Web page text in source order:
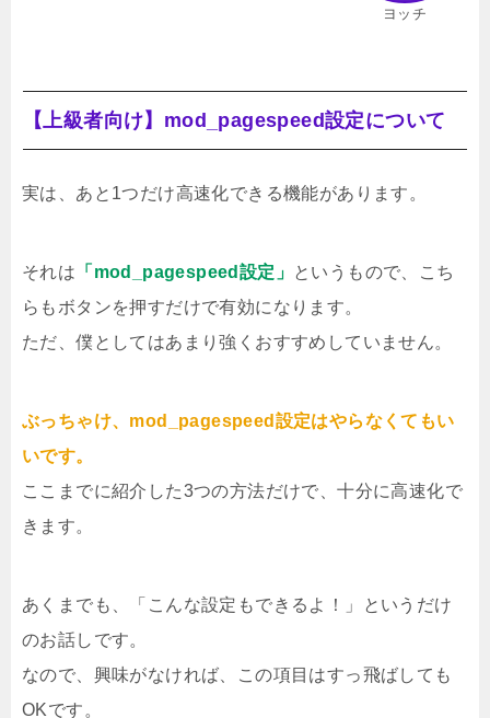
ヨッチ
【上級者向け】mod_pagespeed設定について
実は、あと1つだけ高速化できる機能があります。
それは 「mod_pagespeed設定」 というもので、こち
らもボタンを押すだけで有効になります。
ただ、僕としてはあまり強くおすすめしていません。
ぶっちゃけ、mod_pagespeed設定はやらなくてもい
いです。
ここまでに紹介した3つの方法だけで、十分に高速化で
きます。
あくまでも、「こんな設定もできるよ！」というだけ
のお話しです。
なので、興味がなければ、この項目はすっ飛ばしても
OKです。